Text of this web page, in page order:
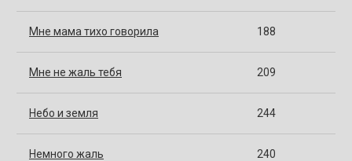
Мне мама тихо говорила 188
Мне не жаль тебя 209
Небо и земля 244
Немного жаль 240